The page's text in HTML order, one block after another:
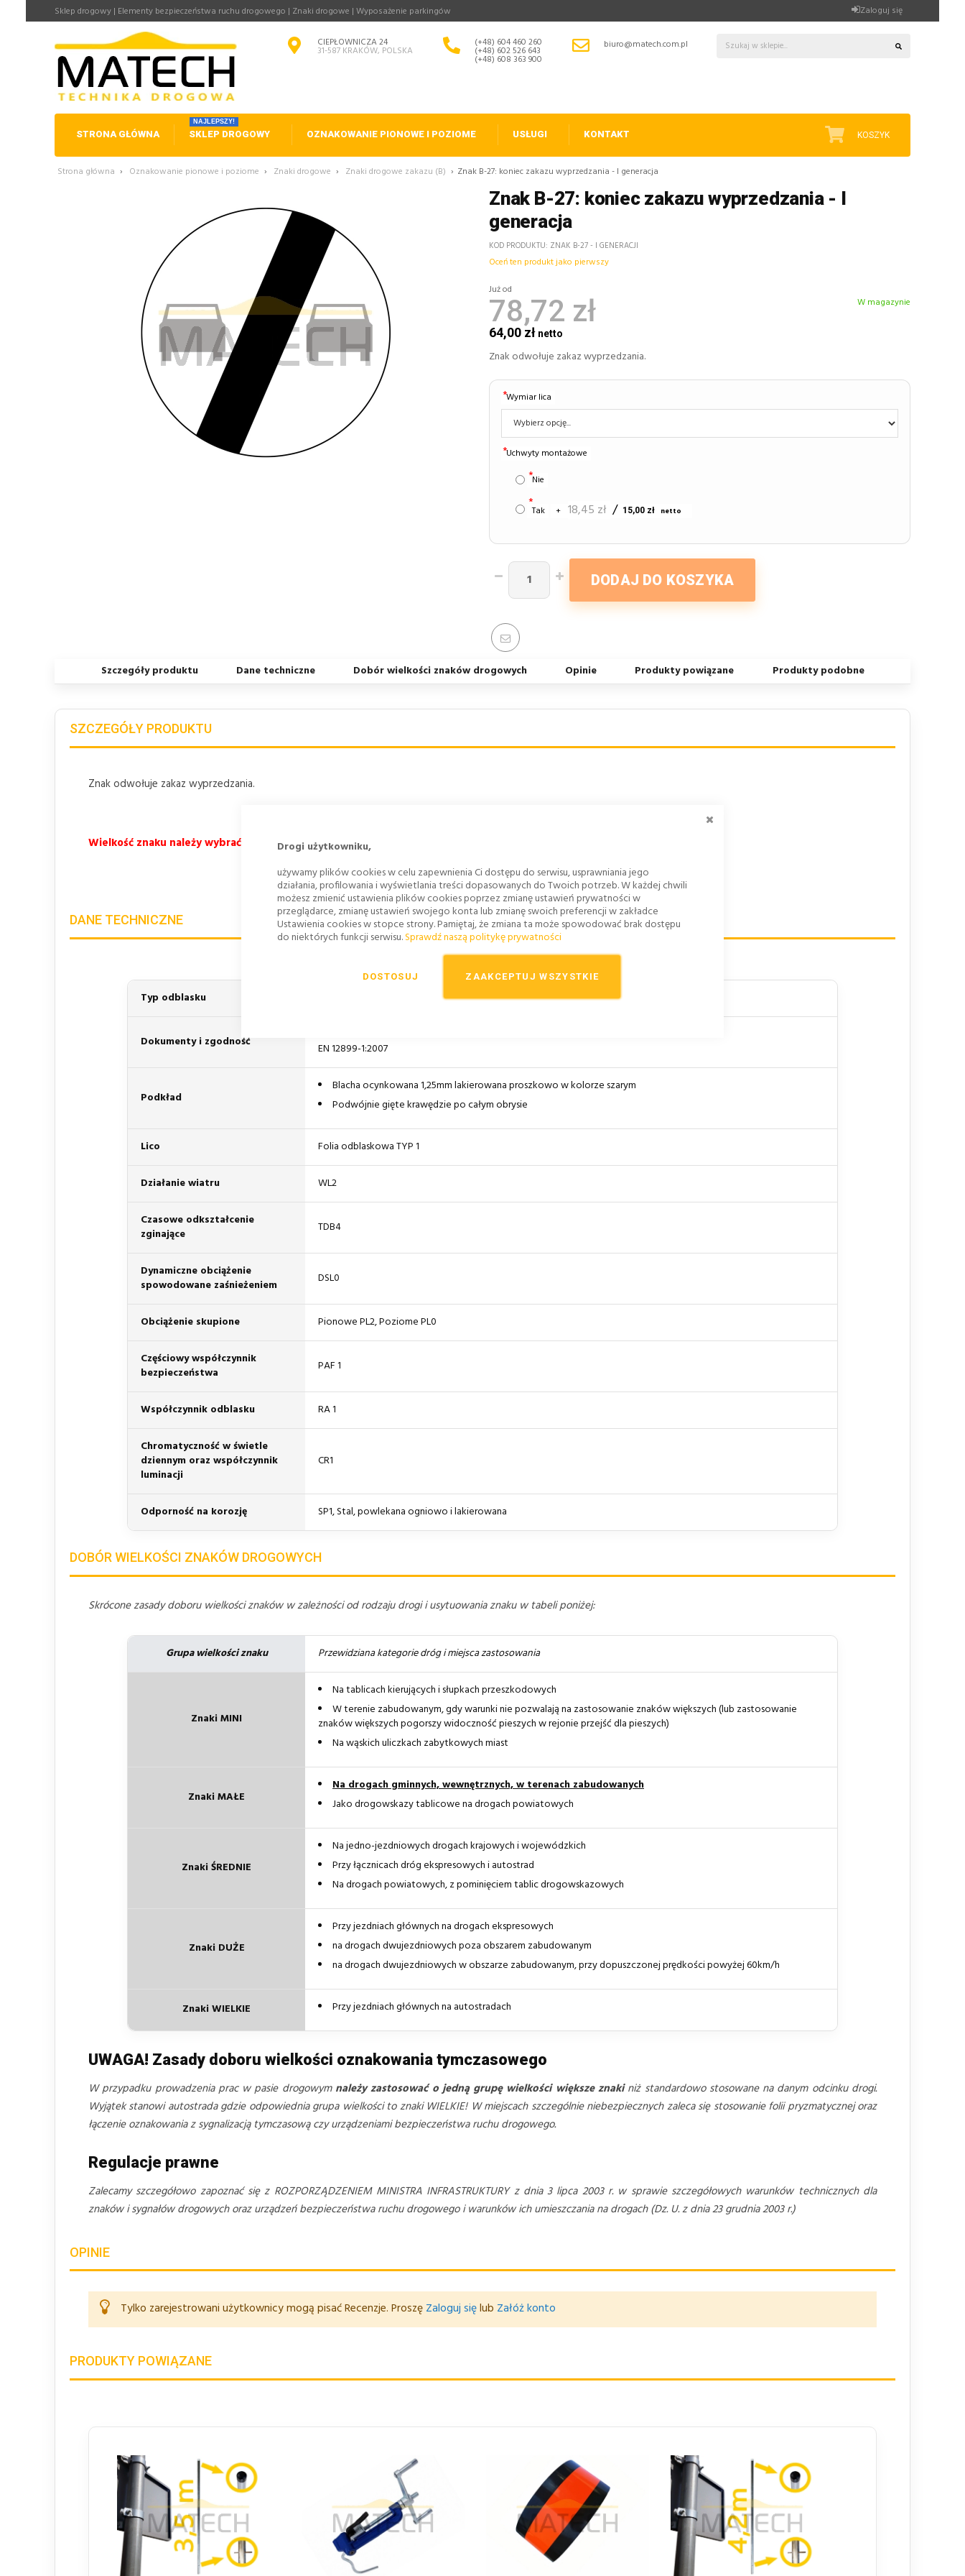
Drogi użytkowniku,
używamy plików cookies w celu zapewnienia Ci dostępu do serwisu, usprawniania jego
działania, profilowania i wyświetlania treści dopasowanych do Twoich potrzeb. W każdej chwili
możesz zmienić ustawienia plików cookies poprzez zmianę ustawień prywatności w
przeglądarce, zmianę ustawień swojego konta lub zmianę swoich preferencji w zakładce
Ustawienia cookies w stopce strony. Pamiętaj, że zmiana ta może spowodować brak dostępu
do niektórych funkcji serwisu.Sprawdź naszą politykę prywatności
ZAAKCEPTUJ WSZYSTKIE
DOSTOSUJ
Sklep drogowy | Elementy bezpieczeństwa ruchu drogowego | Znaki drogowe | Wyposażenie parkingów Zaloguj się
CIEPŁOWNICZA 24
31-587 KRAKÓW, POLSKA
(+48) 604 460 260
(+48) 602 526 643
(+48) 608 363 900
biuro@matech.com.pl
STRONA GŁÓWNA SKLEP DROGOWY
NAJLEPSZY!
OZNAKOWANIE PIONOWE I POZIOME USŁUGI KONTAKT KOSZYK
Strona główna › Oznakowanie pionowe i poziome › Znaki drogowe › Znaki drogowe zakazu (B) › Znak B-27: koniec zakazu wyprzedzania - I generacja
Znak B-27: koniec zakazu wyprzedzania - I
generacja
KOD PRODUKTU ZNAK B-27 - I GENERACJI
Oceń ten produkt jako pierwszy
Już od
78,72 zł
64,00 zł
W magazynie
Znak odwołuje zakaz wyprzedzania.
Wymiar lica
Uchwyty montażowe
Nie
Tak + 18,45 zł 15,00 zł
DODAJ DO KOSZYKA
Szczegóły produktu Dane techniczne Dobór wielkości znaków drogowych Opinie Produkty powiązane Produkty podobne
SZCZEGÓŁY PRODUKTU
Znak odwołuje zakaz wyprzedzania.
Wielkość znaku należy wybrać z listy rozwijanej "WYMIAR LICA" na górze
DANE TECHNICZNE
Typ odblasku
Dokumenty i zgodność
EN 12899-1:2007
Podkład
Blacha ocynkowana 1,25mm lakierowana proszkowo w kolorze szarym
Podwójnie gięte krawędzie po całym obrysie
Lico Folia odblaskowa TYP 1
Działanie wiatru WL2
Czasowe odkształcenie
zginające
TDB4
Dynamiczne obciążenie
spowodowane zaśnieżeniem
DSL0
Obciążenie skupione Pionowe PL2, Poziome PL0
Częściowy współczynnik
bezpieczeństwa
PAF 1
Współczynnik odblasku RA 1
Chromatyczność w świetle
dziennym oraz współczynnik
luminacji
CR1
Odporność na korozję SP1, Stal, powlekana ogniowo i lakierowana
DOBÓR WIELKOŚCI ZNAKÓW DROGOWYCH
Skrócone zasady doboru wielkości znaków w zależności od rodzaju drogi i usytuowania znaku w tabeli poniżej:
Grupa wielkości znaku Przewidziana kategorie dróg i miejsca zastosowania
Znaki MINI
Na tablicach kierujących i słupkach przeszkodowych
W terenie zabudowanym, gdy warunki nie pozwalają na zastosowanie znaków większych (lub zastosowanie
znaków większych pogorszy widoczność pieszych w rejonie przejść dla pieszych)
Na wąskich uliczkach zabytkowych miast
Znaki MAŁE
Na drogach gminnych, wewnętrznych, w terenach zabudowanych
Jako drogowskazy tablicowe na drogach powiatowych
Znaki ŚREDNIE
Na jedno-jezdniowych drogach krajowych i wojewódzkich
Przy łącznicach dróg ekspresowych i autostrad
Na drogach powiatowych, z pominięciem tablic drogowskazowych
Znaki DUŻE
Przy jezdniach głównych na drogach ekspresowych
na drogach dwujezdniowych poza obszarem zabudowanym
na drogach dwujezdniowych w obszarze zabudowanym, przy dopuszczonej prędkości powyżej 60km/h
Znaki WIELKIE Przy jezdniach głównych na autostradach
UWAGA! Zasady doboru wielkości oznakowania tymczasowego
W przypadku prowadzenia prac w pasie drogowym należy zastosować o jedną grupę wielkości większe znakiniż standardowo stosowane na danym odcinku drogi.
Wyjątek stanowi autostrada gdzie odpowiednia grupa wielkości to znaki WIELKIE! W miejscach szczególnie niebezpiecznych zaleca się stosowanie folii pryzmatycznej oraz
łączenie oznakowania z sygnalizacją tymczasową czy urządzeniami bezpieczeństwa ruchu drogowego.
Regulacje prawne
Zalecamy szczegółowo zapoznać się z ROZPORZĄDZENIEM MINISTRA INFRASTRUKTURY z dnia 3 lipca 2003 r. w sprawie szczegółowych warunków technicznych dla
znaków i sygnałów drogowych oraz urządzeń bezpieczeństwa ruchu drogowego i warunków ich umieszczania na drogach (Dz. U. z dnia 23 grudnia 2003 r.)
OPINIE
Tylko zarejestrowani użytkownicy mogą pisać Recenzje. Proszę Zaloguj sięlub Załóż konto
PRODUKTY POWIĄZANE